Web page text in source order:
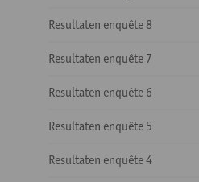
Resultaten enquête 8
Resultaten enquête 7
Resultaten enquête 6
Resultaten enquête 5
Resultaten enquête 4